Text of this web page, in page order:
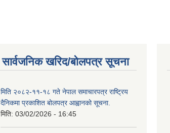
सार्वजनिक खरिद/बोलपत्र सूचना
मिति २०८२-११-१८ गते नेपाल समाचारपत्र राष्ट्रिय
दैनिकमा प्रकाशित बोलपत्र आह्वानको सूचना.
मिति: 03/02/2026 - 16:45